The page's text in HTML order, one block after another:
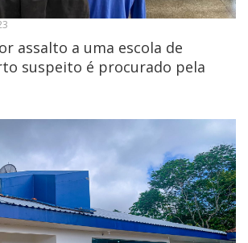
assalto a uma escola de
suspeito é procurado pela